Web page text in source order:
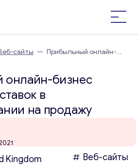
сайты — Прибыльный онлайн-
бизнес
в
на продажу
Kingdom
Веб-сайты